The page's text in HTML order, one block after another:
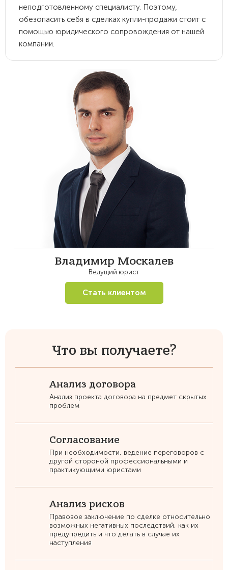
неподготовленному специалисту. Поэтому,
обезопасить себя в сделках купли-продажи стоит с
помощью юридического сопровождения от нашей
компании.
Владимир Москалев
Ведущий юрист
Стать клиентом
Что вы получаете?
Анализ договора
Анализ проекта договора на предмет скрытых
проблем
Согласование
При необходимости, ведение переговоров с
другой стороной профессиональными и
практикующими юристами
Анализ рисков
Правовое заключение по сделке относительно
возможных негативных последствий, как их
предупредить и что делать в случае их
наступления